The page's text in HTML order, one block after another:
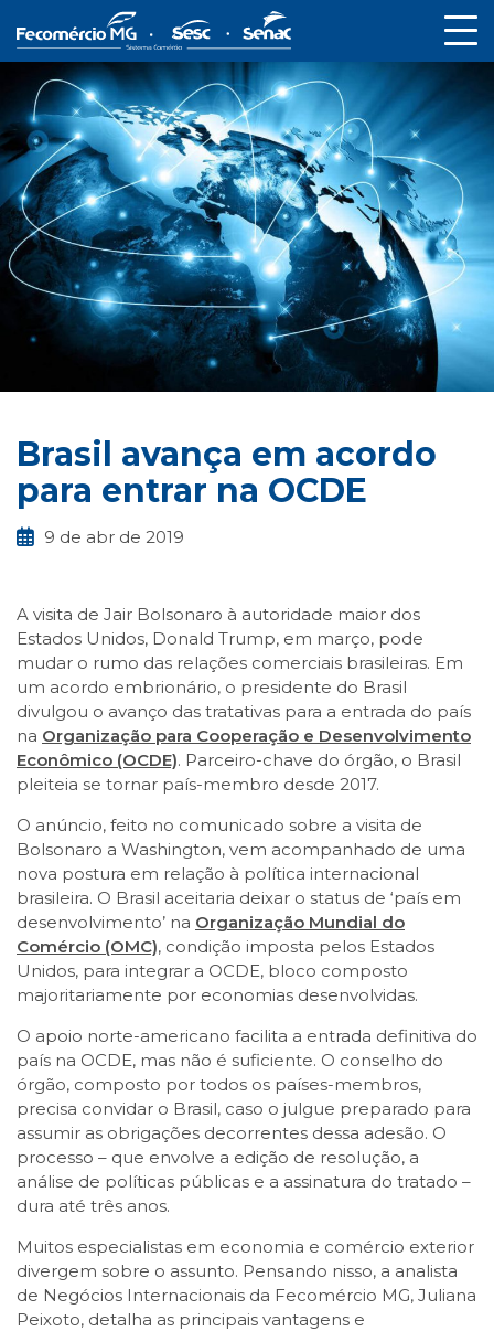
Brasil avança em acordo
para entrar na OCDE
9 de abr de 2019
A visita de Jair Bolsonaro à autoridade maior dos
Estados Unidos, Donald Trump, em março, pode
mudar o rumo das relações comerciais brasileiras. Em
um acordo embrionário, o presidente do Brasil
divulgou o avanço das tratativas para a entrada do país
na Organização para Cooperação e Desenvolvimento
Econômico (OCDE). Parceiro-chave do órgão, o Brasil
pleiteia se tornar país-membro desde 2017.
O anúncio, feito no comunicado sobre a visita de
Bolsonaro a Washington, vem acompanhado de uma
nova postura em relação à política internacional
brasileira. O Brasil aceitaria deixar o status de ‘país em
desenvolvimento’ na Organização Mundial do
Comércio (OMC), condição imposta pelos Estados
Unidos, para integrar a OCDE, bloco composto
majoritariamente por economias desenvolvidas.
O apoio norte-americano facilita a entrada definitiva do
país na OCDE, mas não é suficiente. O conselho do
órgão, composto por todos os países-membros,
precisa convidar o Brasil, caso o julgue preparado para
assumir as obrigações decorrentes dessa adesão. O
processo – que envolve a edição de resolução, a
análise de políticas públicas e a assinatura do tratado –
dura até três anos.
Muitos especialistas em economia e comércio exterior
divergem sobre o assunto. Pensando nisso, a analista
de Negócios Internacionais da Fecomércio MG, Juliana
Peixoto, detalha as principais vantagens e